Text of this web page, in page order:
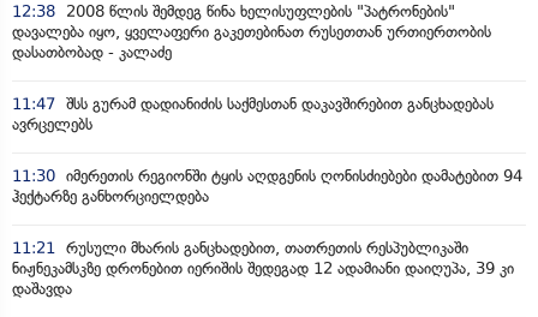
12:38
2008 წლის შემდეგ წინა ხელისუფლების "პატრონების"
დავალება იყო, ყველაფერი გაკეთებინათ რუსეთთან ურთიერთობის
დასათბობად - კალაძე
11:47 შსს გურამ დადიანიძის საქმესთან დაკავშირებით განცხადებას
ავრცელებს
11:30 იმერეთის რეგიონში ტყის აღდგენის ღონისძიებები დამატებით 94
ჰექტარზე განხორციელდება
11:21
რუსული მხარის განცხადებით, თათრეთის რესპუბლიკაში
ნიჟნეკამსკზე დრონებით იერიშის შედეგად 12 ადამიანი დაიღუპა, 39 კი
დაშავდა